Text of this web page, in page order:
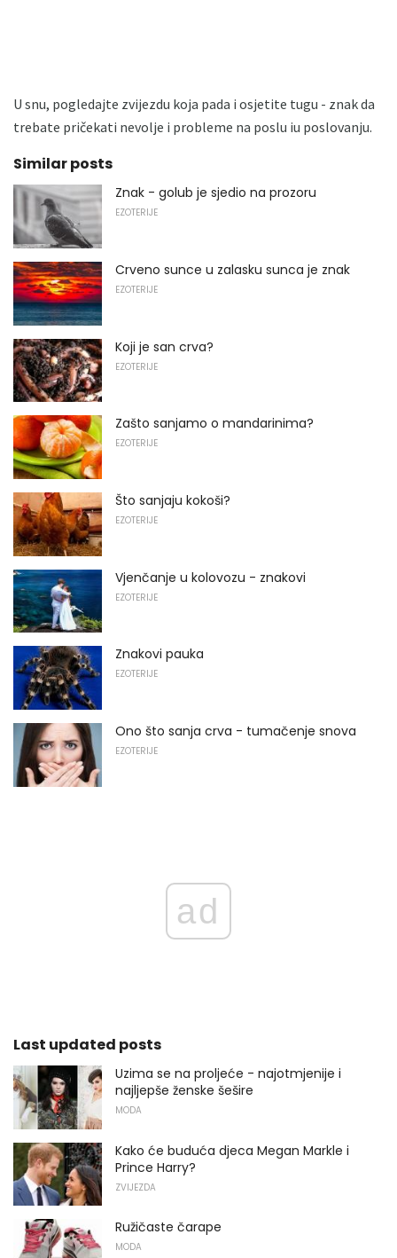
U snu, pogledajte zvijezdu koja pada i osjetite tugu - znak da
trebate pričekati nevolje i probleme na poslu iu poslovanju.
Similar posts
Znak - golub je sjedio na prozoru
EZOTERIJE
Crveno sunce u zalasku sunca je znak
EZOTERIJE
Koji je san crva?
EZOTERIJE
Zašto sanjamo o mandarinima?
EZOTERIJE
Što sanjaju kokoši?
EZOTERIJE
Vjenčanje u kolovozu - znakovi
EZOTERIJE
Znakovi pauka
EZOTERIJE
Ono što sanja crva - tumačenje snova
EZOTERIJE
ad
Last updated posts
Uzima se na proljeće - najotmjenije i
najljepše ženske šešire
MODA
Kako će buduća djeca Megan Markle i
Prince Harry?
ZVIJEZDA
Ružičaste čarape
MODA